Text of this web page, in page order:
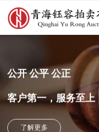
欢迎访问青海钰容拍卖有限
官方网站！
公开 公平 公正
客户第一，服务至上
了解更多